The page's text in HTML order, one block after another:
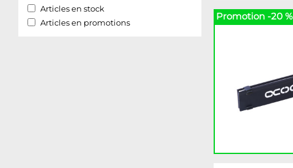
Articles en stock
Articles en promotions
Promotion -20 %